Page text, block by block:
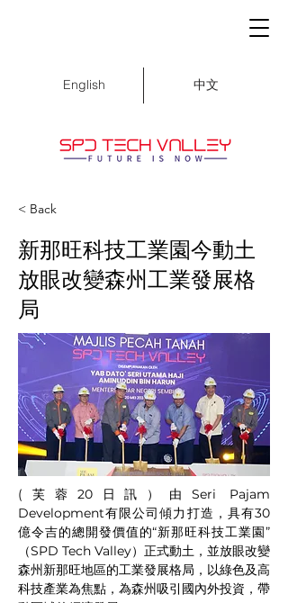
English 中文
< Back
新那旺科技工業園今動土
放眼改變森州工業發展格
局
(芙蓉20日訊）由Seri Pajam
Development有限公司傾力打造，具有30
億令吉的總開發價值的“新那旺科技工業園”
（SPD Tech Valley）正式動土，並放眼改變
森州新那旺地區的工業發展格局，以綠色及高
科技產業為焦點，為森州吸引國內外投資，帶